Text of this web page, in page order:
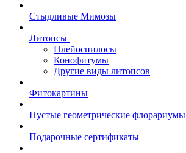
Стыдливые Мимозы
Литопсы
Плейоспилосы
Конофитумы
Другие виды литопсов
Фитокартины
Пустые геометрические флорариумы
Подарочные сертификаты